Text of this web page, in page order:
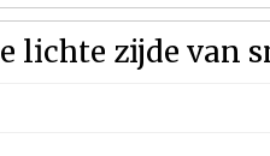
lichte zijde van